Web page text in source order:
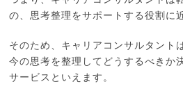
の、思考整理をサポートする役割に
そのため、キャリアコンサルタント
今の思考を整理してどうするべきか
サービスといえます。